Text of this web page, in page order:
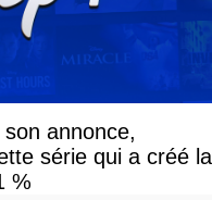
annonce,
série qui a créé la
%